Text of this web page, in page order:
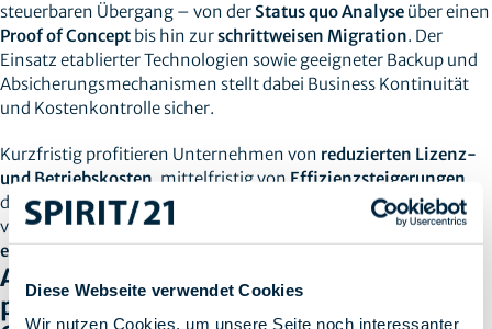
Diese Webseite verwendet Cookies
Wir nutzen Cookies, um unsere Seite noch interessanter
steuerbaren Übergang – von der Status quo Analyse über einen
Proof of Concept bis hin zurschrittweisen Migration. Der
Einsatz etablierter Technologien sowie geeigneter Backup und
Absicherungsmechanismen stellt dabei Business Kontinuität
und Kostenkontrolle sicher.
Kurzfristig profitieren Unternehmen von reduzierten Lizenz-
und Betriebskosten , mittelfristig von Effizienzsteigerungen
durch Standardisierung und Automatisierung, und langfristig
vonstrategischer Unabhängigkeit, höherer Flexibilität und
einem deutlich geringeren Vendor‑Lock‑in.
Abwarten erhöht Unsicherheiten – eine
proaktive Neuausrichtung schafft